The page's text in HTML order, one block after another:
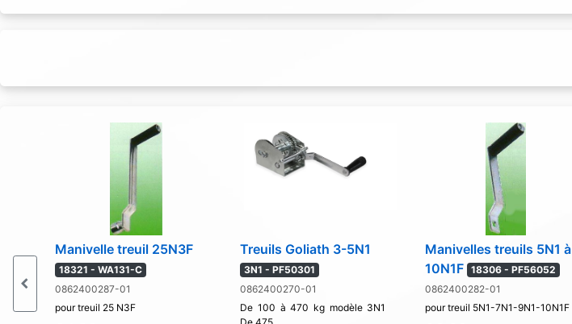
Manivelle treuil 25N3F
18321 - WA131-C
0862400287-01
pour treuil 25 N3F
Treuils Goliath 3-5N1
3N1 - PF50301
0862400270-01
De 100 à 470 kg modèle 3N1
Manivelles treuils 5N1 à
10N1F 18306 - PF56052
0862400282-01
pour treuil 5N1-7N1-9N1-10N1F